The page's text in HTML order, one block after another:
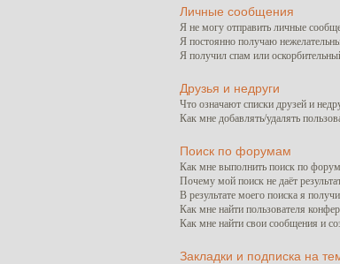
Личные сообщения
Я не могу отправить личные
Я постоянно получаю
Я получил спам или
Друзья и недруги
Что означают списки друзей и
Как мне добавлять/удалять
Поиск по форумам
Как мне выполнить поиск по
Почему мой поиск не даёт
В результате моего поиска я
Как мне найти пользователя
Как мне найти свои сообщения и
Закладки и подписка на